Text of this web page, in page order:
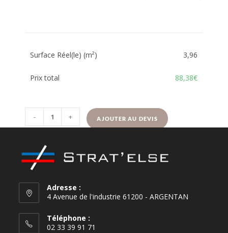
Surface Réel(le) (m²) 3,96
Prix total 88,38€
- + AJOUTER AU DEVIS
Adresse :
4 Avenue de l'industrie 61200 - ARGENTAN
Téléphone :
02 33 39 91 71